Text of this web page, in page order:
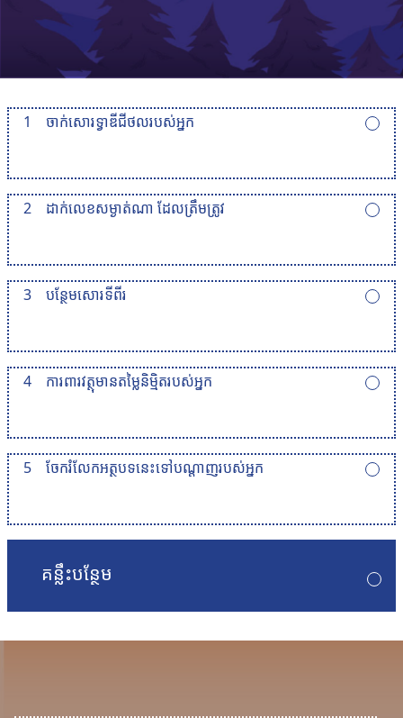
1 ចាក់សោរទ្វាឌីជីថលរបស់អ្នក
2 ដាក់លេខសម្ងាត់ណា ដែលត្រឹមត្រូវ
3 បន្ថែមសោរទីពីរ
4 ការពារវត្ថុមានតម្លៃនិម្មិតរបស់អ្នក
5 ចែករំលែកអត្ថបទនេះទៅបណ្តាញរបស់អ្នក
គន្លឹះបន្ថែម